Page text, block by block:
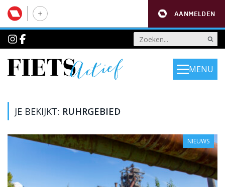
AANMELDEN
MENU
JE BEKIJKT: RUHRGEBIED
NIEUWS